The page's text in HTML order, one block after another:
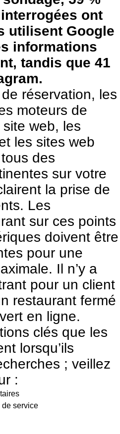
ont
utilisent Google
informations
tandis que 41
réservation, les
moteurs de
web, les
les sites web
des
sur votre
la prise de
Les
sur ces points
doivent être
pour une
Il n’y a
pour un client
restaurant fermé
en ligne.
clés que les
lorsqu’ils
; veillez
:
de service